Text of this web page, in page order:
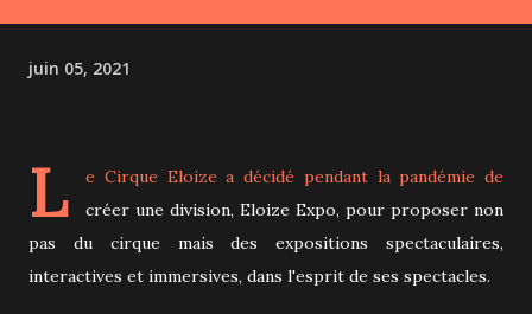
juin 05, 2021
L
e Cirque Eloize a décidé pendant la pandémie de
créer une division, Eloize Expo, pour proposer non
pas du cirque mais des expositions spectaculaires,
interactives et immersives, dans l'esprit de ses spectacles.